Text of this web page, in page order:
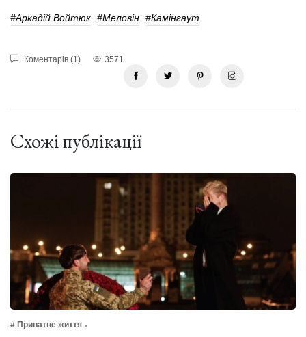
#Аркадій Войтюк #Меловін #Камінгаут
Коментарів (1) 3571
Схожі публікації
# Приватне життя